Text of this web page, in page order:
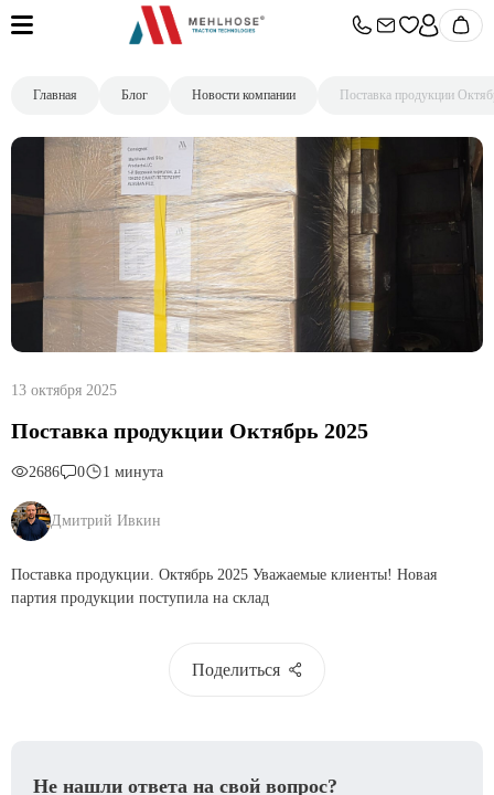
Главная Блог Новости компании Поставка продукции
13 октября 2025
Поставка продукции Октябрь 2025
2686 0 1 минута
Дмитрий Ивкин
Поставка продукции. Октябрь 2025 Уважаемые клиенты! Новая
партия продукции поступила на склад
Поделиться
Не нашли ответа на свой вопрос?